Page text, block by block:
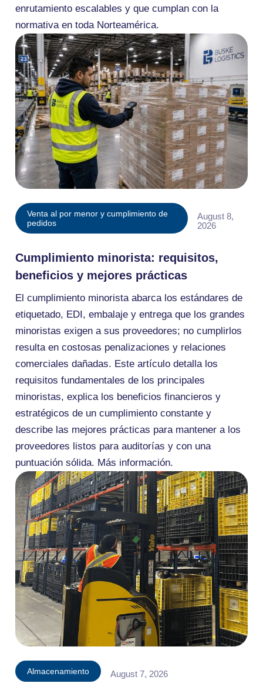
enrutamiento escalables y que cumplan con la
normativa en toda Norteamérica.
Venta al por menor y cumplimiento de
pedidos
August 8,
2026
Cumplimiento minorista: requisitos,
beneficios y mejores prácticas
El cumplimiento minorista abarca los estándares de
etiquetado, EDI, embalaje y entrega que los grandes
minoristas exigen a sus proveedores; no cumplirlos
resulta en costosas penalizaciones y relaciones
comerciales dañadas. Este artículo detalla los
requisitos fundamentales de los principales
minoristas, explica los beneficios financieros y
estratégicos de un cumplimiento constante y
describe las mejores prácticas para mantener a los
proveedores listos para auditorías y con una
puntuación sólida. Más información.
Almacenamiento August 7, 2026